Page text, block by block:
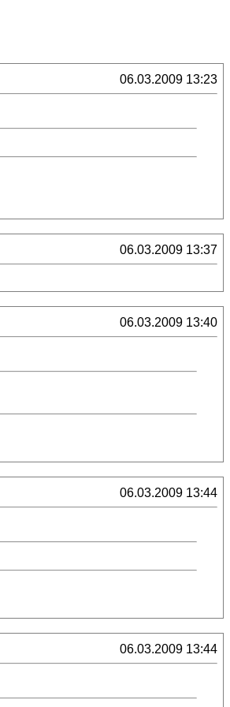
06.03.2009 13:23
06.03.2009 13:37
06.03.2009 13:40
06.03.2009 13:44
06.03.2009 13:44